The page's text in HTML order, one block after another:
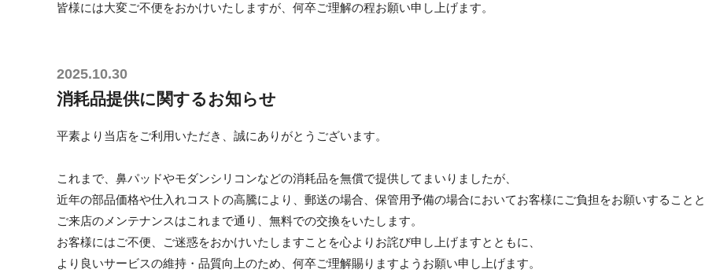
皆様には大変ご不便をおかけいたしますが、何卒ご理解の程お願い申し上げます。
2025.10.30
消耗品提供に関するお知らせ
平素より当店をご利用いただき、誠にありがとうございます。
これまで、鼻パッドやモダンシリコンなどの消耗品を無償で提供してまいりましたが、
近年の部品価格や仕入れコストの高騰により、郵送の場合、保管用予備の場合においてお客様にご負担をお願いすることと
ご来店のメンテナンスはこれまで通り、無料での交換をいたします。
お客様にはご不便、ご迷惑をおかけいたしますことを心よりお詫び申し上げますとともに、
より良いサービスの維持・品質向上のため、何卒ご理解賜りますようお願い申し上げます。